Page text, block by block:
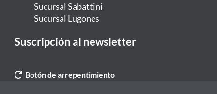
Sucursal Sabattini
Sucursal Lugones
Suscripción al newsletter
Botón de arrepentimiento